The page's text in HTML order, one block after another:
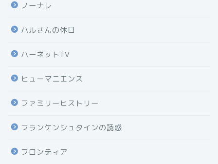
ノーナレ
ハルさんの休日
ハーネットTV
ヒューマニエンス
ファミリーヒストリー
フランケンシュタインの誘惑
フロンティア